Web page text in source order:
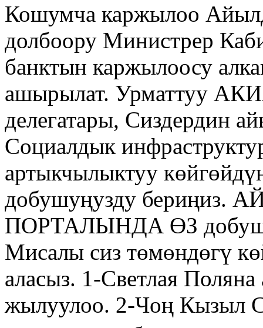
Кошумча каржылоо
долбоору Министрер
банктын каржылоосу
ашырылат. Урматтуу
делегатары, Сиздердин
Социалдык
артыкчылыктуу
добушуңузду
ПОРТАЛЫНДА ӨЗ
Мисалы сиз төмөндөгү
аласыз. 1-Светлая
жылуулоо. 2-Чоң Кызыл